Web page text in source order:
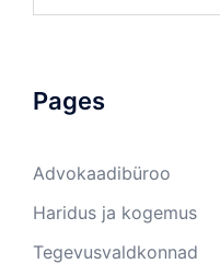
Pages
Advokaadibüroo
Haridus ja kogemus
Tegevusvaldkonnad